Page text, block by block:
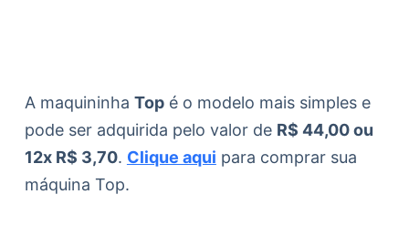
A maquininha Topé o modelo mais simples e
pode ser adquirida pelo valor de R$ 44,00 ou
12x R$ 3,70. Clique aqui para comprar sua
máquina Top.